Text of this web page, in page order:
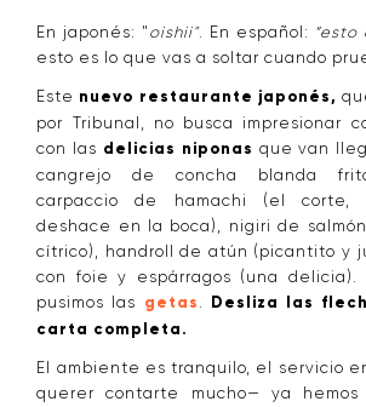
En japonés: " oishii". En español: “esto
esto es lo que vas a soltar cuando
Este nuevo restaurante japonés,
por Tribunal, no busca impresionar
con las delicias niponas que van
cangrejo de concha blanda frito
carpaccio de hamachi (el corte,
deshace en la boca), nigiri de
cítrico), handroll de atún (picantito y
con foie y espárragos (una delicia).
pusimos las getas
Desliza las
carta completa.
El ambiente es tranquilo, el servicio
querer contarte mucho— ya